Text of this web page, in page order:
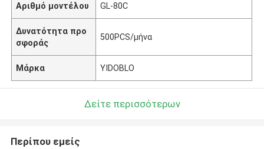
Αριθμό μοντέλου GL-80C
Δυνατότητα προ
σφοράς
500PCS/μήνα
Μάρκα YIDOBLO
Δείτε περισσότερων
Περίπου εμείς